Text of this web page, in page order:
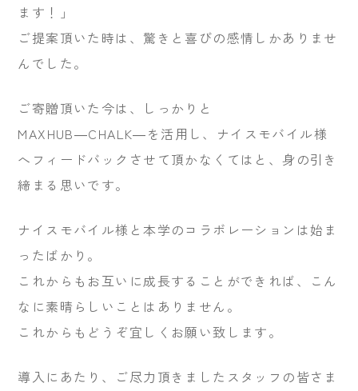
ます！」
ご提案頂いた時は、驚きと喜びの感情しかありませ
んでした。
ご寄贈頂いた今は、しっかりと
MAXHUB―CHALK―を活用し、ナイスモバイル様
へフィードバックさせて頂かなくてはと、身の引き
締まる思いです。
ナイスモバイル様と本学のコラボレーションは始ま
ったばかり。
これからもお互いに成長することができれば、こん
なに素晴らしいことはありません。
これからもどうぞ宜しくお願い致します。
導入にあたり、ご尽力頂きましたスタッフの皆さま